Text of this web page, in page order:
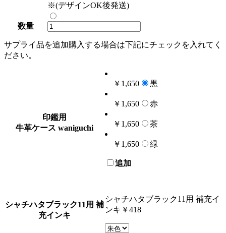
※(デザインOK後発送)
数量
サプライ品を追加購入する場合は下記にチェックを入れてく
ださい。
印鑑用
牛革ケース waniguchi
￥1,650 黒
￥1,650 赤
￥1,650 茶
￥1,650 緑
追加
シャチハタブラック11用 補
充インキ
シャチハタブラック11用 補充イ
ンキ ￥418